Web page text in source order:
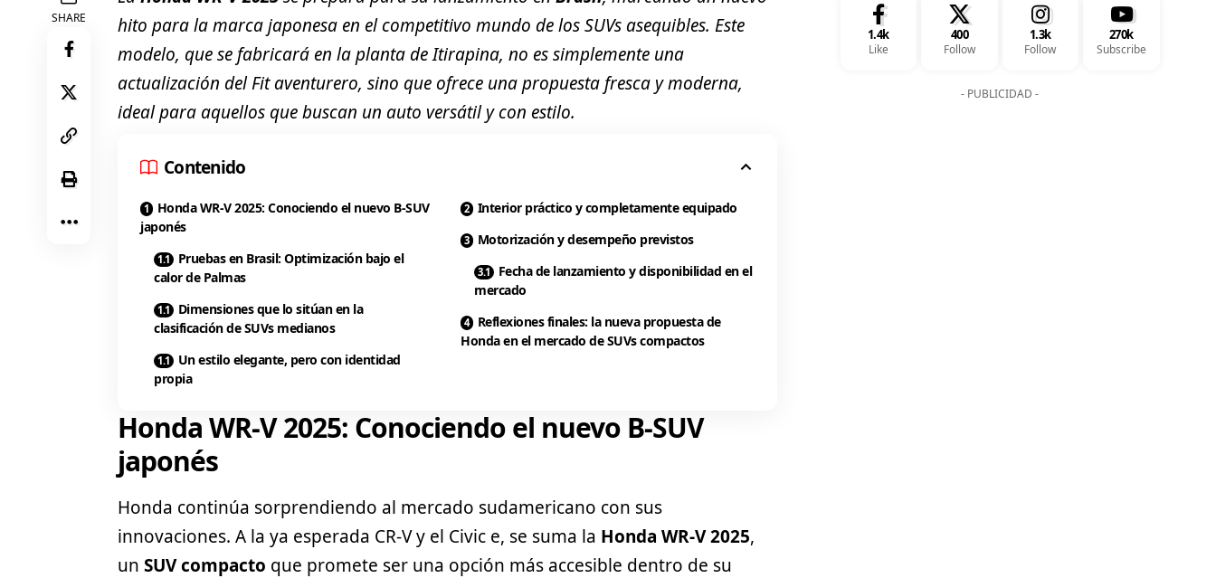
SHARE
hito para la marca japonesa en el competitivo mundo de los SUVs asequibles. Este
modelo, que se fabricará en la planta de Itirapina, no es simplemente una
actualización del Fit aventurero, sino que ofrece una propuesta fresca y moderna,
ideal para aquellos que buscan un auto versátil y con estilo.
Contenido
Honda WR-V 2025: Conociendo el nuevo B-SUV
japonés
Pruebas en Brasil: Optimización bajo el
calor de Palmas
Dimensiones que lo sitúan en la
clasificación de SUVs medianos
Un estilo elegante, pero con identidad
propia
Interior práctico y completamente equipado
Motorización y desempeño previstos
Fecha de lanzamiento y disponibilidad en el
mercado
Reflexiones finales: la nueva propuesta de
Honda en el mercado de SUVs compactos
Honda WR-V 2025: Conociendo el nuevo B-SUV
japonés
Honda continúa sorprendiendo al mercado sudamericano con sus
innovaciones. A la ya esperada CR-V y el Civic e, se suma la Honda WR-V 2025,
un SUVcompacto que promete ser una opción más accesible dentro de su
1.4k
Like
400
Follow
1.3k
Follow
270k
Subscribe
- PUBLICIDAD -